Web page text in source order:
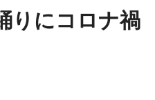
りにコロナ禍